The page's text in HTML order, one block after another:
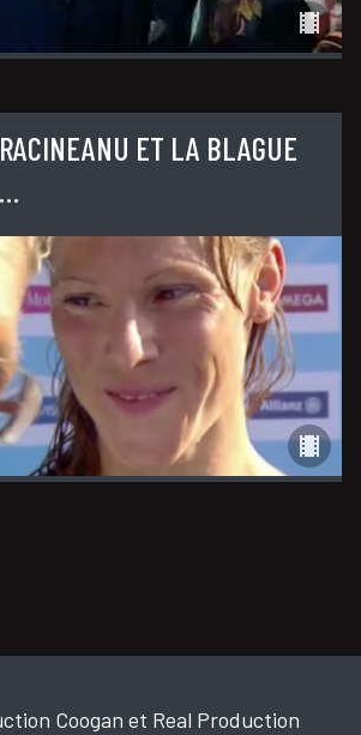
ET LA BLAGUE
Coogan et Real Production